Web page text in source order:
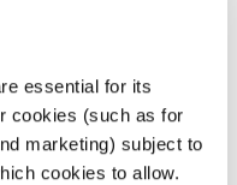
essential for its
cookies (such as for
marketing) subject to
cookies to allow.
שירים, שורות ושקט – 27.12.24
שירים, שורות ושקט
בני בשן
25.12.24
00:59:55